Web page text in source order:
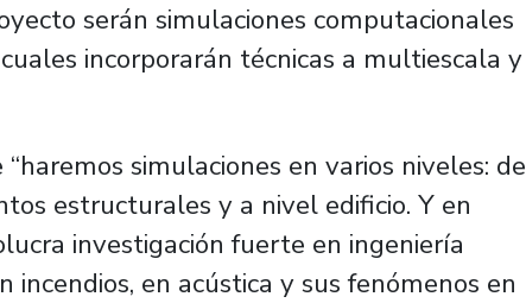
serán simulaciones computacionales
incorporarán técnicas a multiescala y
simulaciones en varios niveles: de
estructurales y a nivel edificio. Y en
investigación fuerte en ingeniería
incendios, en acústica y sus fenómenos en